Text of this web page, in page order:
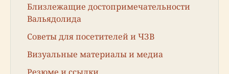
Близлежащие достопримечательности
Вальядолида
Советы для посетителей и ЧЗВ
Визуальные материалы и медиа